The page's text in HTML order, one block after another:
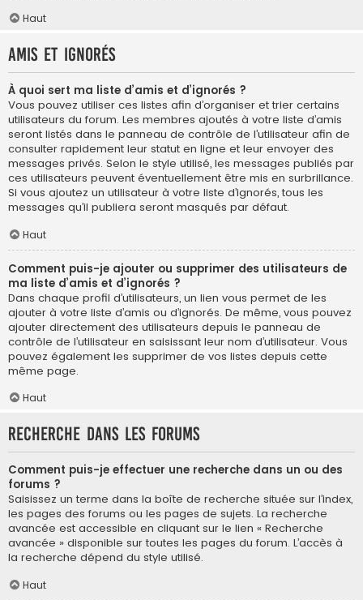
Haut
Amis et ignorés
À quoi sert ma liste d’amis et d’ignorés ?
Vous pouvez utiliser ces listes afin d’organiser et trier certains
utilisateurs du forum. Les membres ajoutés à votre liste d’amis
seront listés dans le panneau de contrôle de l’utilisateur afin de
consulter rapidement leur statut en ligne et leur envoyer des
messages privés. Selon le style utilisé, les messages publiés par
ces utilisateurs peuvent éventuellement être mis en surbrillance.
Si vous ajoutez un utilisateur à votre liste d’ignorés, tous les
messages qu’il publiera seront masqués par défaut.
Haut
Comment puis-je ajouter ou supprimer des utilisateurs de
ma liste d’amis et d’ignorés ?
Dans chaque profil d’utilisateurs, un lien vous permet de les
ajouter à votre liste d’amis ou d’ignorés. De même, vous pouvez
ajouter directement des utilisateurs depuis le panneau de
contrôle de l’utilisateur en saisissant leur nom d’utilisateur. Vous
pouvez également les supprimer de vos listes depuis cette
même page.
Haut
Recherche dans les forums
Comment puis-je effectuer une recherche dans un ou des
forums ?
Saisissez un terme dans la boîte de recherche située sur l’index,
les pages des forums ou les pages de sujets. La recherche
avancée est accessible en cliquant sur le lien « Recherche
avancée » disponible sur toutes les pages du forum. L’accès à
la recherche dépend du style utilisé.
Haut